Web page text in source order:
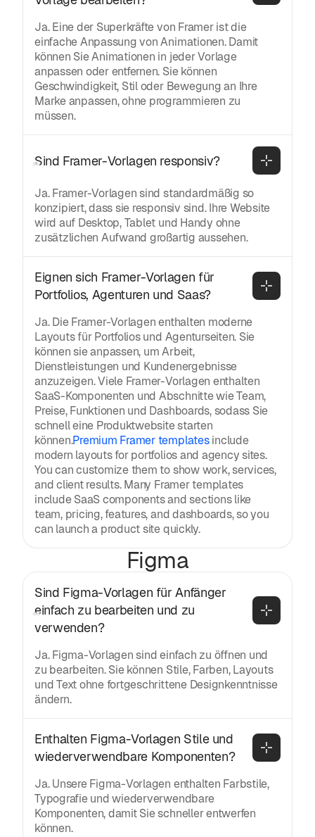
Ja. Eine der Superkräfte von Framer ist die
einfache Anpassung von Animationen. Damit
können Sie Animationen in jeder Vorlage
anpassen oder entfernen. Sie können
Geschwindigkeit, Stil oder Bewegung an Ihre
Marke anpassen, ohne programmieren zu
müssen.
Sind Framer-Vorlagen responsiv?
Ja. Framer-Vorlagen sind standardmäßig so
konzipiert, dass sie responsiv sind. Ihre Website
wird auf Desktop, Tablet und Handy ohne
zusätzlichen Aufwand großartig aussehen.
Eignen sich Framer-Vorlagen für
Portfolios, Agenturen und Saas?
Ja. Die Framer-Vorlagen enthalten moderne
Layouts für Portfolios und Agenturseiten. Sie
können sie anpassen, um Arbeit,
Dienstleistungen und Kundenergebnisse
anzuzeigen. Viele Framer-Vorlagen enthalten
SaaS-Komponenten und Abschnitte wie Team,
Preise, Funktionen und Dashboards, sodass Sie
schnell eine Produktwebsite starten
können.Premium Framer templatesinclude
modern layouts for portfolios and agency sites.
You can customize them to show work, services,
and client results. Many Framer templates
include SaaS components and sections like
team, pricing, features, and dashboards, so you
can launch a product site quickly.
Figma
Sind Figma-Vorlagen für Anfänger
einfach zu bearbeiten und zu
verwenden?
Ja. Figma-Vorlagen sind einfach zu öffnen und
zu bearbeiten. Sie können Stile, Farben, Layouts
und Text ohne fortgeschrittene Designkenntnisse
ändern.
Enthalten Figma-Vorlagen Stile und
wiederverwendbare Komponenten?
Ja. Unsere Figma-Vorlagen enthalten Farbstile,
Typografie und wiederverwendbare
Komponenten, damit Sie schneller entwerfen
können.